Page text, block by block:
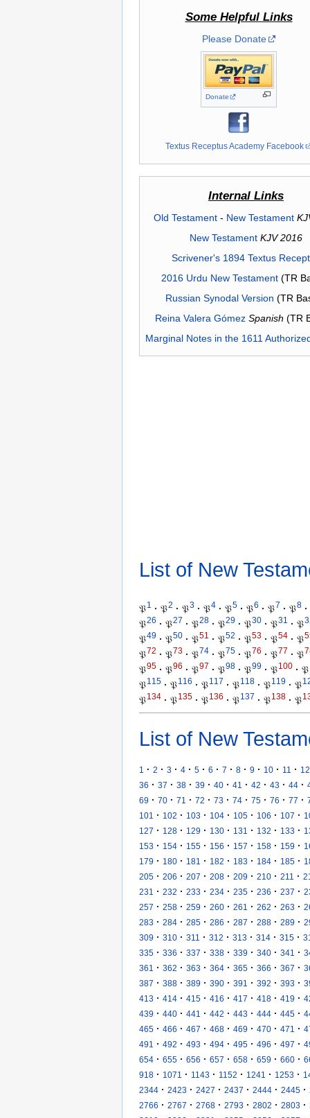
Some Helpful Links
Please Donate
Donate
Textus Receptus Academy Facebook
Internal Links
Old Testament- New Testament
New Testament KJV 2016
Scrivener's 1894 Textus
2016 Urdu New Testament(TR
Russian Synodal Version (TR
Reina Valera Gómez Spanish (TR
Marginal Notes in the 1611
List of New
𝔓1 · 𝔓2 · 𝔓3 · 𝔓4 · 𝔓5 · 𝔓6 · 𝔓7 · 𝔓8 ·
𝔓26 · 𝔓27 · 𝔓28 · 𝔓29 · 𝔓30 · 𝔓31 · 𝔓
𝔓49 · 𝔓50 · 𝔓51 · 𝔓52 · 𝔓53 · 𝔓54 · 𝔓
𝔓72 · 𝔓73 · 𝔓74 · 𝔓75 · 𝔓76 · 𝔓77 · 𝔓
𝔓95 · 𝔓96 · 𝔓97 · 𝔓98 · 𝔓99 · 𝔓100 · 𝔓
𝔓115 · 𝔓116 · 𝔓117 · 𝔓118 · 𝔓119 · 𝔓
𝔓134 · 𝔓135 · 𝔓136 · 𝔓137 · 𝔓138 · 𝔓
List of New
1 · 2 · 3 · 4 · 5 · 6 · 7 · 8 · 9 · 10 · 11 · 12
36 · 37 · 38 · 39 · 40 · 41 · 42 · 43 · 44 ·
69 · 70 · 71 · 72 · 73 · 74 · 75 · 76 · 77 ·
101
· 102 · 103 · 104 · 105 · 106 · 107 ·
127 · 128 · 129 · 130 · 131 · 132 · 133 ·
153 · 154 · 155 · 156 · 157 · 158 · 159 ·
179 · 180 · 181 · 182 · 183 · 184 · 185 ·
205 · 206 · 207 · 208 · 209 · 210 · 211 ·
231
· 232 · 233 · 234 · 235 · 236 · 237 ·
257 · 258 · 259 · 260 · 261 · 262 · 263 ·
283 · 284 · 285 · 286 · 287 · 288 · 289 ·
309 · 310 · 311 · 312 · 313 · 314 · 315 ·
335 · 336 · 337 · 338 · 339 · 340 · 341 ·
361
· 362 · 363 · 364 · 365 · 366 · 367 ·
387 · 388 · 389 · 390 · 391 · 392 · 393 ·
413 · 414 · 415 · 416 · 417 · 418 · 419 ·
439 · 440 · 441 · 442 · 443 · 444 · 445 ·
465 · 466 · 467 · 468 · 469 · 470 · 471 ·
491
· 492 · 493 · 494 · 495 · 496 · 497 ·
654 · 655 · 656 · 657 · 658 · 659 · 660 ·
918 · 1071 · 1143 · 1152 · 1241 · 1253 ·
2344 · 2423 · 2427 · 2437 · 2444 · 2445 ·
2766 · 2767 · 2768 · 2793 · 2802 · 2803 ·